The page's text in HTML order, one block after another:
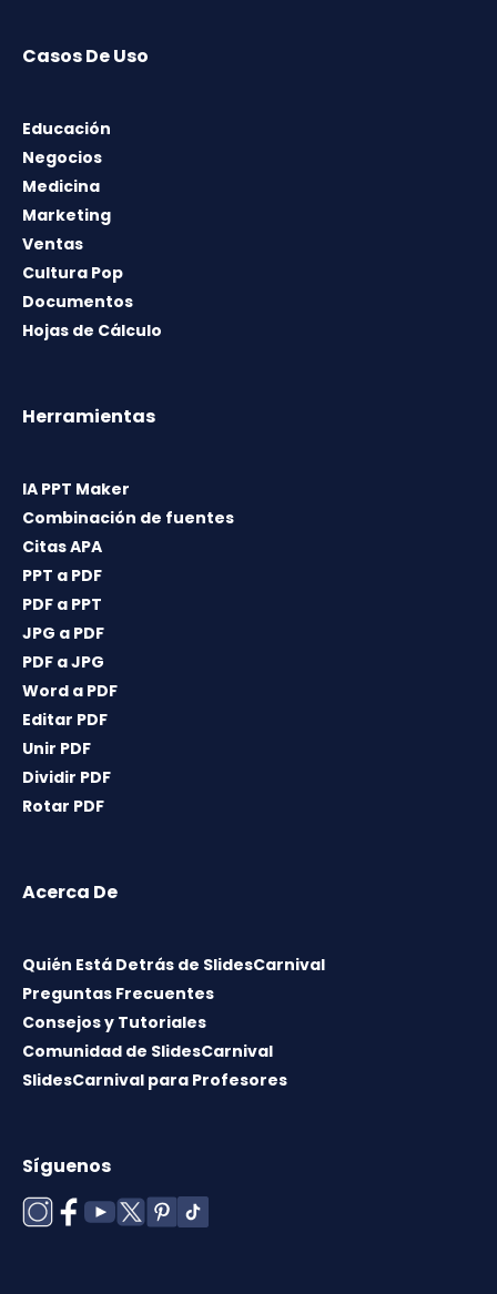
Casos De Uso
Educación
Negocios
Medicina
Marketing
Ventas
Cultura Pop
Documentos
Hojas de Cálculo
Herramientas
IA PPT Maker
Combinación de fuentes
Citas APA
PPT a PDF
PDF a PPT
JPG a PDF
PDF a JPG
Word a PDF
Editar PDF
Unir PDF
Dividir PDF
Rotar PDF
Acerca De
Quién Está Detrás de SlidesCarnival
Preguntas Frecuentes
Consejos y Tutoriales
Comunidad de SlidesCarnival
SlidesCarnival para Profesores
Síguenos